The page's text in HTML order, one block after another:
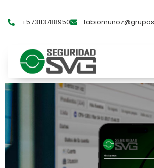
+573113788950